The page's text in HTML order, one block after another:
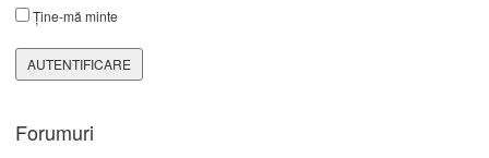
Ține-mă minte
AUTENTIFICARE
Forumuri